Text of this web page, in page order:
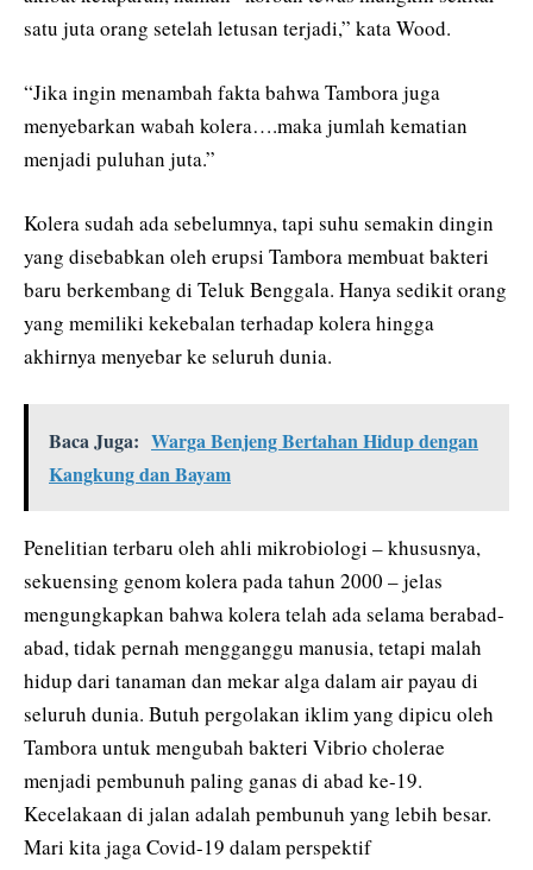
satu juta orang setelah letusan terjadi,” kata Wood.
“Jika ingin menambah fakta bahwa Tambora juga
menyebarkan wabah kolera….maka jumlah kematian
menjadi puluhan juta.”
Kolera sudah ada sebelumnya, tapi suhu semakin dingin
yang disebabkan oleh erupsi Tambora membuat bakteri
baru berkembang di Teluk Benggala. Hanya sedikit orang
yang memiliki kekebalan terhadap kolera hingga
akhirnya menyebar ke seluruh dunia.
Baca Juga: Warga Benjeng Bertahan Hidup dengan
Kangkung dan Bayam
Penelitian terbaru oleh ahli mikrobiologi – khususnya,
sekuensing genom kolera pada tahun 2000 – jelas
mengungkapkan bahwa kolera telah ada selama berabad-
abad, tidak pernah mengganggu manusia, tetapi malah
hidup dari tanaman dan mekar alga dalam air payau di
seluruh dunia. Butuh pergolakan iklim yang dipicu oleh
Tambora untuk mengubah bakteri Vibrio cholerae
menjadi pembunuh paling ganas di abad ke-19.
Kecelakaan di jalan adalah pembunuh yang lebih besar.
Mari kita jaga Covid-19 dalam perspektif